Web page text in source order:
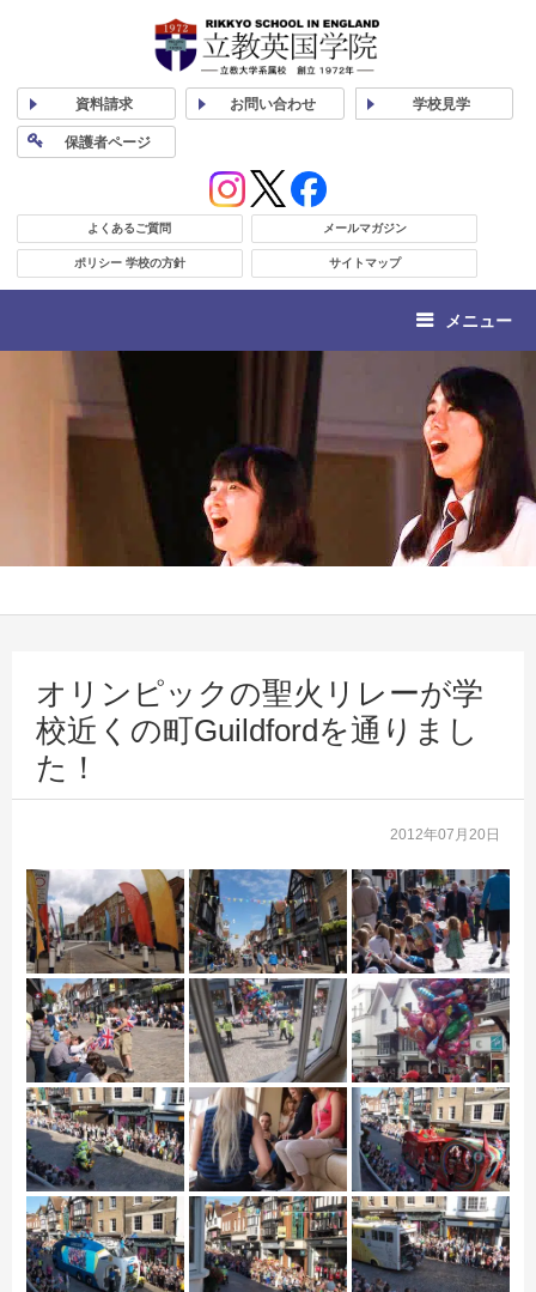
資料請求 お問い合わせ 学校見学
保護者ページ
よくあるご質問 メールマガジン
ポリシー 学校の方針 サイトマップ
メニュー
オリンピックの聖火リレーが学
校近くの町Guildfordを通りまし
た！
2012年07月20日